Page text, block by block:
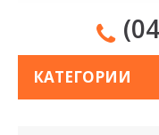
КАТЕГОРИИ